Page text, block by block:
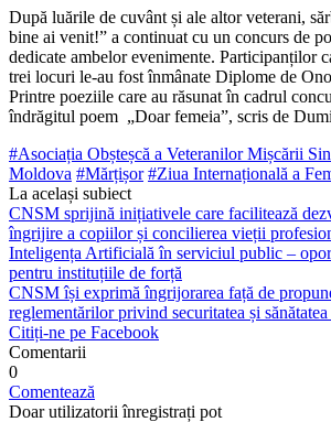
După luările de cuvânt și ale altor veterani,
bine ai venit!” a continuat cu un concurs de
dedicate ambelor evenimente. Participanților
trei locuri le-au fost înmâ­nate Diplome de
Printre poeziile care au răsunat în cadrul
îndrăgitul poem „Doar femeia”, scris de
#Asociația Obșteșcă a Veteranilor Mișcării
Moldova #Mărțișor #Ziua Internațională a
La același subiect
CNSM sprijină inițiativele care facilitează
îngrijire a copiilor și concilierea vieții
Inteligența Artificială în serviciul public –
pentru instituțiile de forță
CNSM își exprimă îngrijorarea față de
reglementărilor privind securitatea și
Citiți-ne pe Facebook
Comentarii
0
Comentează
Doar utilizatorii înregistrați pot